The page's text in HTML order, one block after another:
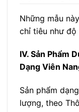
Những mẫu
chỉ tiêu như độ
IV. Sản Phẩm
Dạng Viên
Sản phẩm
lượng, theo